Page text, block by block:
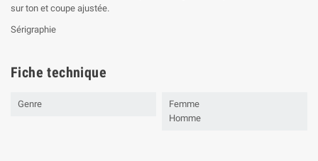
sur ton et coupe ajustée.
Sérigraphie
Fiche technique
Genre
Femme
Homme